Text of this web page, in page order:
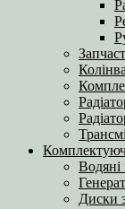
Водяні
Диски